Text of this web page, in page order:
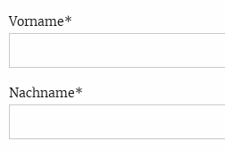
Vorname*
Nachname*